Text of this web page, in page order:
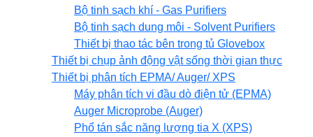
Bộ tinh sạch khí - Gas Purifiers
Bộ tinh sạch dung môi - Solvent Purifiers
Thiết bị thao tác bên trong tủ Glovebox
Thiết bị chụp ảnh động vật sống thời gian thực
Thiết bị phân tích EPMA/ Auger/ XPS
Máy phân tích vi đầu dò điện tử (EPMA)
Auger Microprobe (Auger)
Phổ tán sắc năng lượng tia X (XPS)